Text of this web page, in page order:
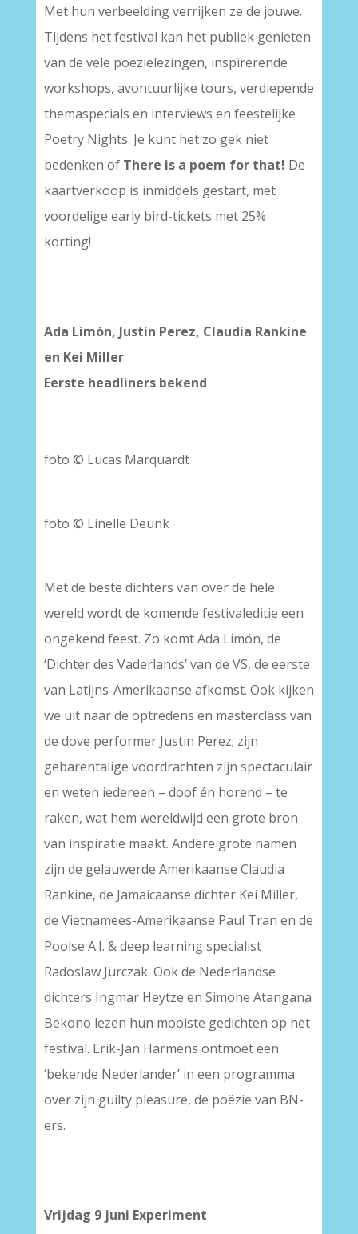
Met hun verbeelding verrijken ze de jouwe.
Tijdens het festival kan het publiek genieten
van de vele poëzielezingen, inspirerende
workshops, avontuurlijke tours, verdiepende
themaspecials en interviews en feestelijke
Poetry Nights. Je kunt het zo gek niet
bedenken of There is a poem for that! De
kaartverkoop is inmiddels gestart, met
voordelige early bird-tickets met 25%
korting!
Ada Limón, Justin Perez, Claudia Rankine
en Kei Miller
Eerste headliners bekend
foto © Lucas Marquardt
foto © Linelle Deunk
Met de beste dichters van over de hele
wereld wordt de komende festivaleditie een
ongekend feest. Zo komt Ada Limón, de
‘Dichter des Vaderlands’ van de VS, de eerste
van Latijns-Amerikaanse afkomst. Ook kijken
we uit naar de optredens en masterclass van
de dove performer Justin Perez; zijn
gebarentalige voordrachten zijn spectaculair
en weten iedereen – doof én horend – te
raken, wat hem wereldwijd een grote bron
van inspiratie maakt. Andere grote namen
zijn de gelauwerde Amerikaanse Claudia
Rankine, de Jamaicaanse dichter Kei Miller,
de Vietnamees-Amerikaanse Paul Tran en de
Poolse A.I. & deep learning specialist
Radoslaw Jurczak. Ook de Nederlandse
dichters Ingmar Heytze en Simone Atangana
Bekono lezen hun mooiste gedichten op het
festival. Erik-Jan Harmens ontmoet een
‘bekende Nederlander’ in een programma
over zijn guilty pleasure, de poëzie van BN-
ers.
Vrijdag 9 juni Experiment